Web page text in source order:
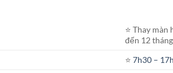
⭐️ Thay
đến 12 tháng
⭐️7h30 –